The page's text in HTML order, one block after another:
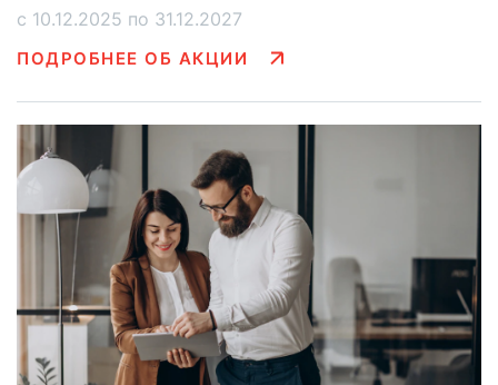
с 10.12.2025 по 31.12.2027
ПОДРОБНЕЕ ОБ АКЦИИ